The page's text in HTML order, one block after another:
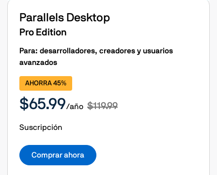
Parallels Desktop
Pro Edition
Para: desarrolladores, creadores y usuarios
avanzados
AHORRA 45%
$65.99/año $119.99
Suscripción
Comprar ahora